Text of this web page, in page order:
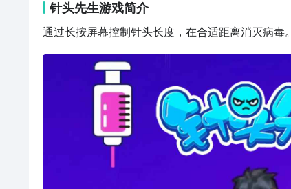
针头先生游戏简介
通过长按屏幕控制针头长度，在合适距离消灭病毒。